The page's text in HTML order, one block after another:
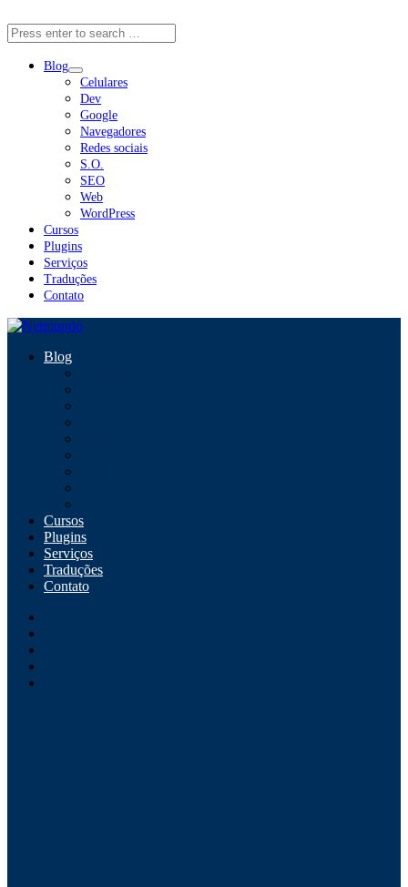
Blog
Celulares
Dev
Google
Navegadores
Redes sociais
S.O.
SEO
Web
WordPress
Cursos
Plugins
Serviços
Traduções
Contato
Blog
Cursos
Plugins
Serviços
Traduções
Contato